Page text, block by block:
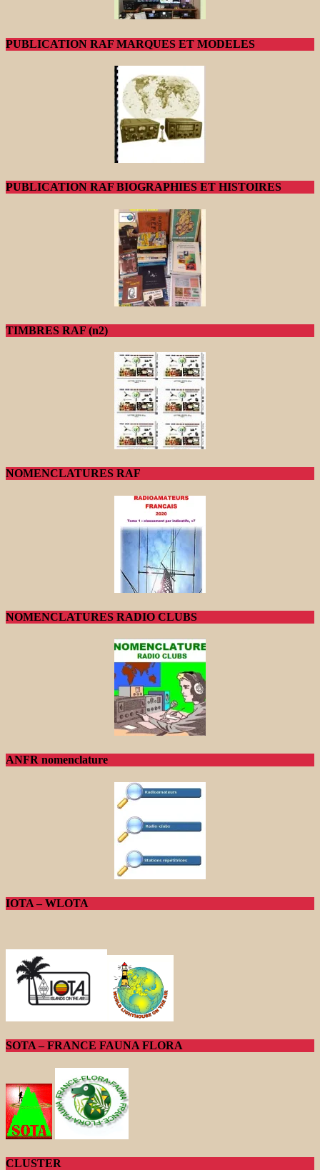
PUBLICATION RAF MARQUES ET MODELES
PUBLICATION RAF BIOGRAPHIES ET HISTOIRES
TIMBRES RAF (n2)
NOMENCLATURES RAF
NOMENCLATURES RADIO CLUBS
ANFR nomenclature
IOTA – WLOTA
SOTA – FRANCE FAUNA FLORA
CLUSTER